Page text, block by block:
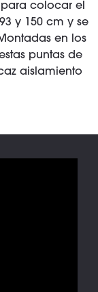
colocar el
y 150 cm y se
en los
puntas de
aislamiento